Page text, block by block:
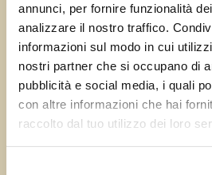
annunci, per fornire funzionalità
analizzare il nostro traffico.
informazioni sul modo in cui
nostri partner che si occupano di
pubblicità e social media, i quali
con altre informazioni che hai
raccolto dal tuo utilizzo dei loro
← Precedente: San
Leonardo Valcellina